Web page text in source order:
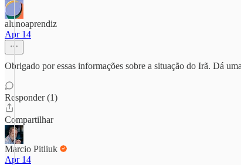
alunoaprendiz
Apr 14
Obrigado por essas informações sobre a situação do Irã. Dá
Responder (1)
Compartilhar
Marcio Pitliuk
Apr 14